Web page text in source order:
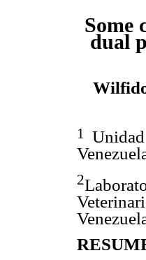
Some
dual
1
2